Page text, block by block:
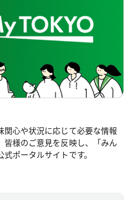
関心や状況に応じて必要な情報
皆様のご意見を反映し、「みん
ポータルサイトです。